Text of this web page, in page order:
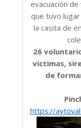
evacuación
que tuvo
la casita de
26
víctimas,
de
https://